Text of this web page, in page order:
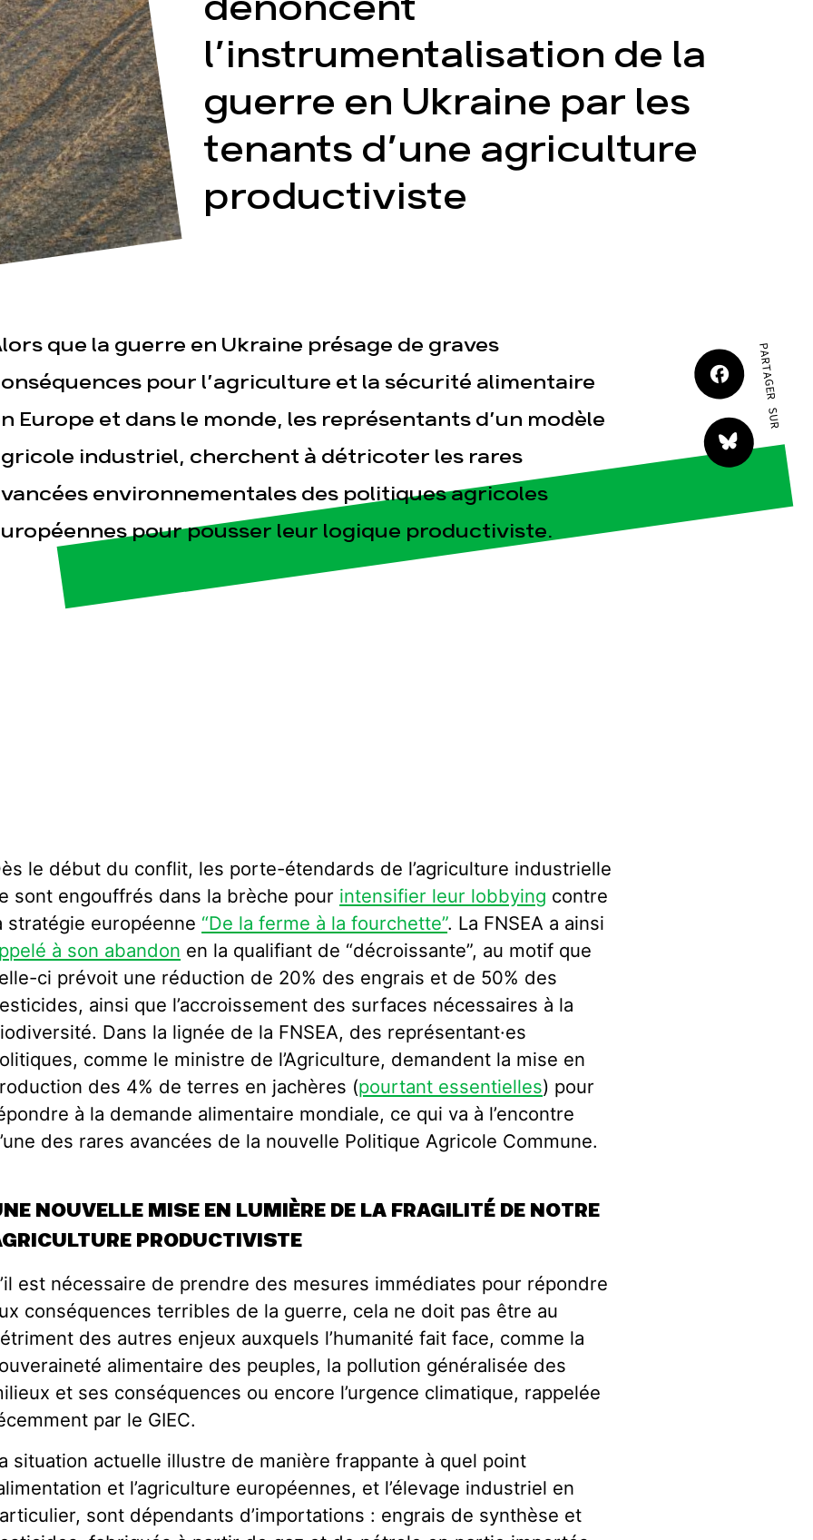
Publications Contact
dénoncent
l’instrumentalisation de la
guerre en Ukraine par les
tenants d’une agriculture
productiviste
que la guerre en Ukraine présage de graves
pour l’agriculture et la sécurité alimentaire
Europe et dans le monde, les représentants d’un modèle
industriel, cherchent à détricoter les rares
environnementales des politiques agricoles
pour pousser leur logique productiviste.
PARTAGER SUR
le début du conflit, les porte-étendards de l’agriculture industrielle
sont engouffrés dans la brèche pour intensifier leur lobbying contre
stratégie européenne “De la ferme à la fourchette”. La FNSEA a ainsi
à son abandon en la qualifiant de “décroissante”, au motif que
ci prévoit une réduction de 20% des engrais et de 50% des
ainsi que l’accroissement des surfaces nécessaires à la
Dans la lignée de la FNSEA, des représentant·es
comme le ministre de l’Agriculture, demandent la mise en
des 4% de terres en jachères (pourtant essentielles) pour
à la demande alimentaire mondiale, ce qui va à l’encontre
des rares avancées de la nouvelle Politique Agricole Commune.
NOUVELLE MISE EN LUMIÈRE DE LA FRAGILITÉ DE NOTRE
PRODUCTIVISTE
est nécessaire de prendre des mesures immédiates pour répondre
conséquences terribles de la guerre, cela ne doit pas être au
des autres enjeux auxquels l’humanité fait face, comme la
alimentaire des peuples, la pollution généralisée des
et ses conséquences ou encore l’urgence climatique, rappelée
par le GIEC.
situation actuelle illustre de manière frappante à quel point
et l’agriculture européennes, et l’élevage industriel en
sont dépendants d’importations : engrais de synthèse et